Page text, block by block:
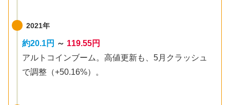
2021年
約20.1円 ～ 119.55円
アルトコインブーム。高値更新も、5月クラッシュ
で調整（+50.16%）。